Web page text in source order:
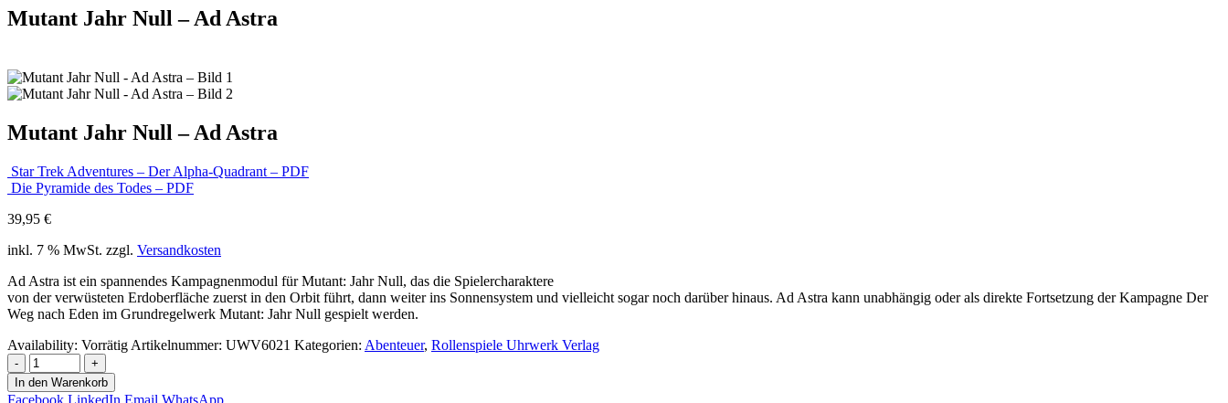
Mutant Jahr Null – Ad Astra
Mutant Jahr Null – Ad Astra
Star Trek Adventures – Der Alpha-Quadrant – PDF
Die Pyramide des Todes – PDF
39,95 €
inkl. 7 % MwSt. zzgl. Versandkosten
Ad Astra ist ein spannendes Kampagnenmodul für Mutant: Jahr Null, das die Spielercharaktere
von der verwüsteten Erdoberfläche zuerst in den Orbit führt, dann weiter ins Sonnensystem und vielleicht sogar noch darüber hinaus. Ad Astra kann unabhängig oder als direkte Fortsetzung der Kampagne Der
Weg nach Eden im Grundregelwerk Mutant: Jahr Null gespielt werden.
Availability: Vorrätig Artikelnummer: UWV6021 Kategorien: Abenteuer, Rollenspiele Uhrwerk Verlag
-
+
In den Warenkorb
Facebook LinkedIn Email WhatsApp